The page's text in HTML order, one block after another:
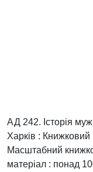
АД 242. Історія
Харків :
Масштабний
матеріал : понад